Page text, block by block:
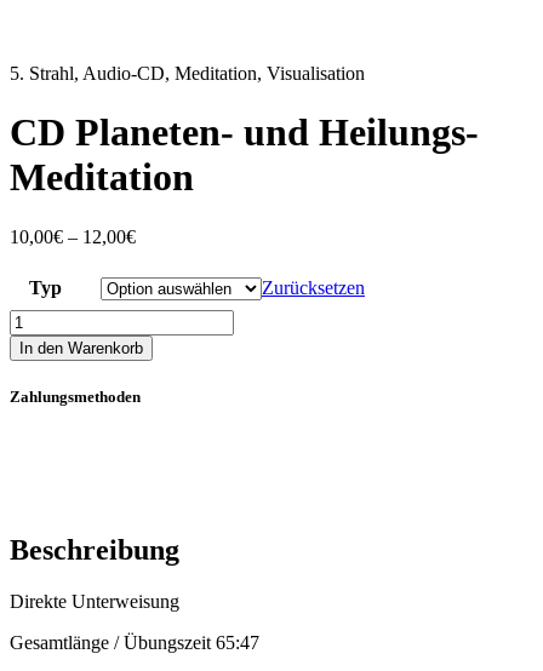
5. Strahl, Audio-CD, Meditation, Visualisation
CD Planeten- und Heilungs-
Meditation
10,00€ – 12,00€
Typ
Zurücksetzen
CD
Planeten-
und
Meditation
In den Warenkorb
Zahlungsmethoden
Beschreibung
Direkte Unterweisung
Gesamtlänge / Übungszeit 65:47